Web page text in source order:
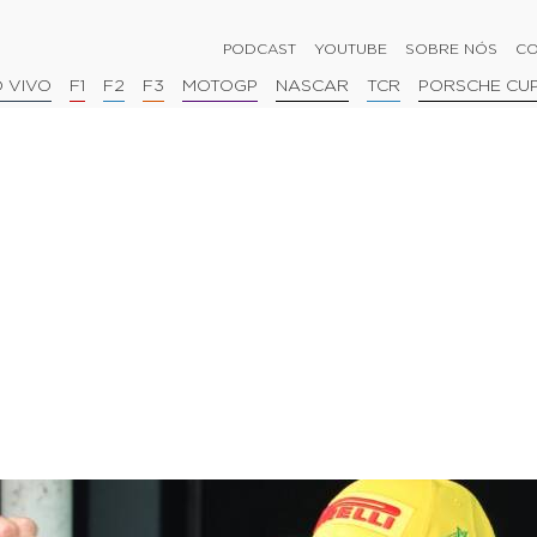
PODCAST YOUTUBE SOBRE NÓS
VIVO F1 F2 F3 MOTOGP NASCAR TCR PORSCHE